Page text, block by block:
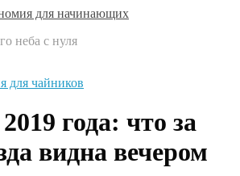
для начинающих
неба с нуля
для чайников
года: что за
видна вечером